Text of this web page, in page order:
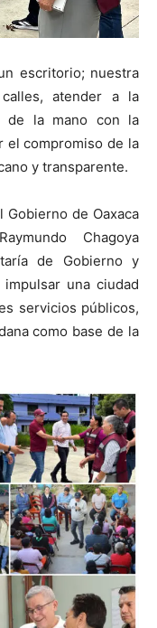
escritorio; nuestra
atender a la
de la mano con la
el compromiso de la
y transparente.
de Oaxaca
Chagoya
de Gobierno y
una ciudad
servicios públicos,
como base de la